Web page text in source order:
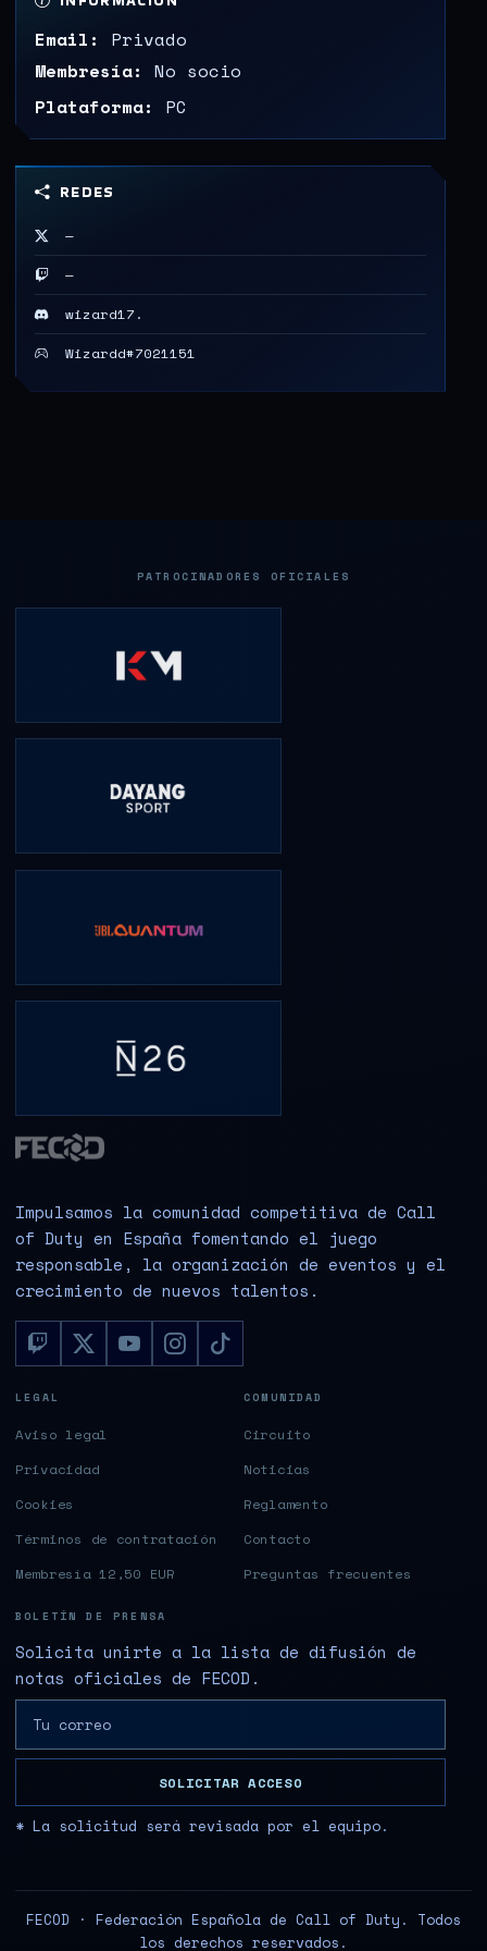
Email:
Privado
Membresía: No socio
Plataforma:
PC
REDES
—
—
wizard17.
Wizardd#7021151
PATROCINADORES OFICIALES
Impulsamos la comunidad competitiva de Call
of Duty en España fomentando el juego
responsable, la organización de eventos y el
crecimiento de nuevos talentos.
LEGAL
Aviso legal
Privacidad
Cookies
Términos de contratación
Membresía 12,50 EUR
COMUNIDAD
Circuito
Noticias
Reglamento
Contacto
Preguntas frecuentes
BOLETÍN DE PRENSA
Solicita unirte a la lista de difusión de
notas oficiales de FECOD.
SOLICITAR ACCESO
* La solicitud será revisada por el equipo.
FECOD · Federación Española de Call of Duty. Todos
los derechos reservados.